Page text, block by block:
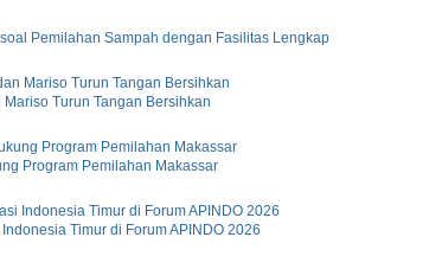
Pemilahan Sampah dengan Fasilitas Lengkap
Turun Tangan Bersihkan
Program Pemilahan Makassar
Timur di Forum APINDO 2026